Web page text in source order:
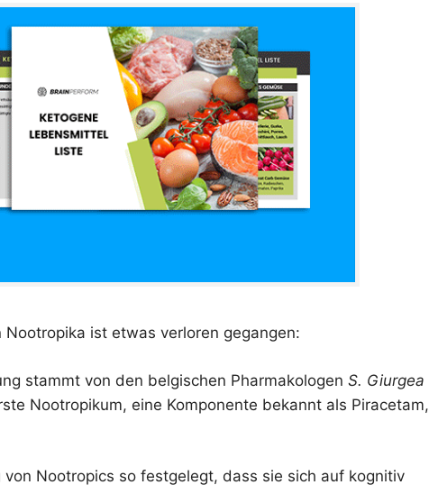
ist etwas verloren gegangen:
stammt von den belgischen Pharmakologen S. Giurgea
Nootropikum, eine Komponente bekannt als Piracetam,
Nootropics so festgelegt, dass sie sich auf kognitiv